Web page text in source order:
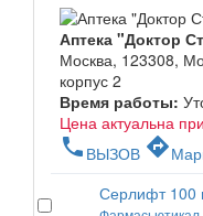
Аптека "Доктор
Москва, 123308,
корпус 2
Время работы:
Цена актуальна
phone ВЫЗОВ directions
Серлифт 100